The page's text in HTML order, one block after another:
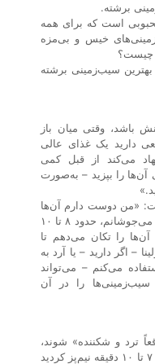
برشته.
است که برای همه
خیس و بی‌مزه
چیست؟
بهترین سیب‌زمینی برشته
باشد، وقتی میان باز
دارید یک غذای عالی
می‌کند از قبل کمی
آن‌ها را بپزید – به‌صورت
«من دوست دارم آن‌ها
را نسبتاً کوچک خرد کنم. در قابلمه با آب نمک می‌جوشانم، حدود ۸ تا ۱۰
را تکان می‌دهم تا
– اگر دارید – یا آرد به
می‌کنم – می‌تواند
سیب‌زمینی‌ها را در آن
ترد و شکننده» شوند،
ترفند ویژه‌ای دارد. او می‌گوید: «وقتی آن‌ها را ۷ تا ۱۰ دقیقه نیم‌پز کردید